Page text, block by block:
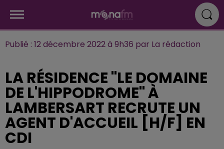
Publié : 12 décembre 2022 à 9h36 par La rédaction
LA RÉSIDENCE "LE DOMAINE
DE L'HIPPODROME" À
LAMBERSART RECRUTE UN
AGENT D'ACCUEIL [H/F] EN
CDI